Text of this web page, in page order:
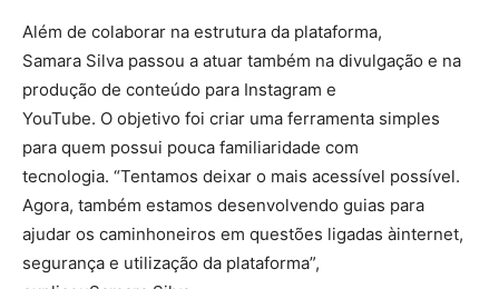
Além de colaborar na estrutura da plataforma,
Samara Silva passou a atuar também na divulgação e na
produção de conteúdo para Instagram e
YouTube. O objetivo foi criar uma ferramenta simples
para quem possui pouca familiaridade com
tecnologia. “Tentamos deixar o mais acessível possível.
Agora, também estamos desenvolvendo guias para
ajudar os caminhoneiros em questões ligadas àinternet,
segurança e utilização da plataforma”,